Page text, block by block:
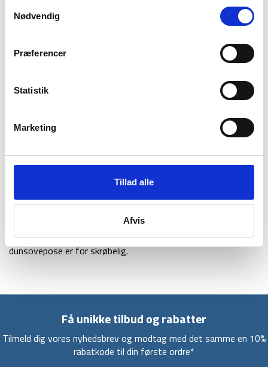
Nødvendig
Præferencer
Statistik
Marketing
Tillad alle
Afvis
Phantom 220 soveposen fra danske Nordisk er et godt bud,
unødvendig vægt og pakstørrelse og forøger samtidig
ydeevnen ved at reducere overflødig luft indvendigt. Samtidig
som Nordisk kalder ”Crystal Down Dry”, der udligner den ene
ulempe som naturligt dunfyld har, nemlig at suge fugt. Med
isoleringskraft i fugtige omgivelser og giver dig en varm og
220 refererer til vægten af dunfyldet i soveposen, hvilken gør
Soveposen er velegnet til eventyr i sommerhalvåret, hvor
vægt og størrelse er en prioritet og en almindelig
dunsovepose er for skrøbelig.
Få unikke tilbud og rabatter
Tilmeld dig vores nyhedsbrev og modtag med det samme en 10%
rabatkode til din første ordre*